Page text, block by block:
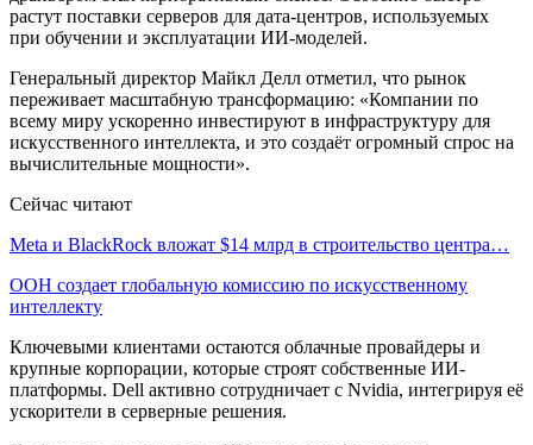
растут поставки серверов для дата-центров, используемых
при обучении и эксплуатации ИИ-моделей.
Генеральный директор Майкл Делл отметил, что рынок
переживает масштабную трансформацию: «Компании по
всему миру ускоренно инвестируют в инфраструктуру для
искусственного интеллекта, и это создаёт огромный спрос на
вычислительные мощности».
Сейчас читают
Meta и BlackRock вложат $14 млрд в строительство центра…
ООН создает глобальную комиссию по искусственному
интеллекту
Ключевыми клиентами остаются облачные провайдеры и
крупные корпорации, которые строят собственные ИИ-
платформы. Dell активно сотрудничает с Nvidia, интегрируя её
ускорители в серверные решения.